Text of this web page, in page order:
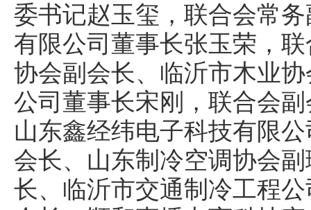
委书记赵玉玺，联合会常
有限公司董事长张玉荣，
协会副会长、临沂市木业
公司董事长宋刚，联合会
山东鑫经纬电子科技有限
会长、山东制冷空调协会
长、临沂市交通制冷工程